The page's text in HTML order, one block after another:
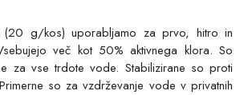
(20 g/kos) uporabljamo za prvo, hitro in
več kot 50% aktivnega klora. So
za vse trdote vode. Stabilizirane so proti
so za vzdrževanje vode v privatnih